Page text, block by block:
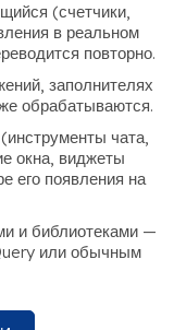
(счетчики,
в реальном
повторно.
заполнителях
обрабатываются.
чата,
окна, виджеты
его появления на
и библиотеками —
или обычным